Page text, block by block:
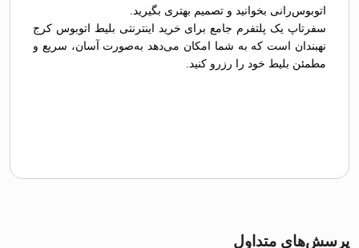
اتوبوس‌رانی بخوانید و تصمیم بهتری بگیرید.
سفرتاپ یک پلتفرم جامع برای خرید اینترنتی بلیط اتوبوس کرج
نهبندان است که به شما امکان می‌دهد به‌صورت آسان، سریع و
مطمئن بلیط خود را رزرو کنید.
پرسش‌های متداول